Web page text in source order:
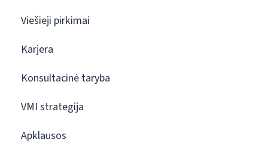
Viešieji pirkimai
Karjera
Konsultacinė taryba
VMI strategija
Apklausos